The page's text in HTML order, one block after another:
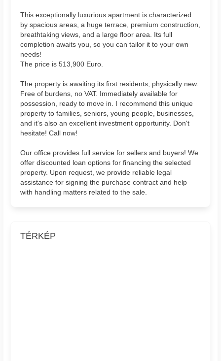
This exceptionally luxurious apartment is characterized
by spacious areas, a huge terrace, premium construction,
breathtaking views, and a large floor area. Its full
completion awaits you, so you can tailor it to your own
needs!
The price is 513,900 Euro.
The property is awaiting its first residents, physically new.
Free of burdens, no VAT. Immediately available for
possession, ready to move in. I recommend this unique
property to families, seniors, young people, businesses,
and it's also an excellent investment opportunity. Don't
hesitate! Call now!
Our office provides full service for sellers and buyers! We
offer discounted loan options for financing the selected
property. Upon request, we provide reliable legal
assistance for signing the purchase contract and help
with handling matters related to the sale.
TÉRKÉP